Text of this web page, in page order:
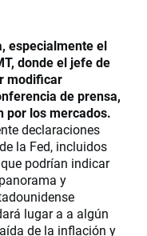
especialmente el
donde el jefe de
modificar
de prensa,
por los mercados.
declaraciones
la Fed, incluidos
podrían indicar
y
lugar a a algún
de la inflación y